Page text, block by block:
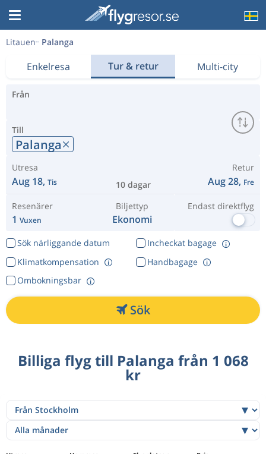
Litauen Palanga
Enkelresa Tur & retur Multi-city
Från
Till
Palanga
Utresa
Aug 18, Tis 10 dagar
Retur
Aug 28, Fre
Resenärer
1 Vuxen
Biljettyp
Ekonomi
Endast direktflyg
Sök närliggande datum
Incheckat bagage
Klimatkompensation
Ombokningsbar
Handbagage
Sök
Billiga flyg till Palanga från 1 068
kr